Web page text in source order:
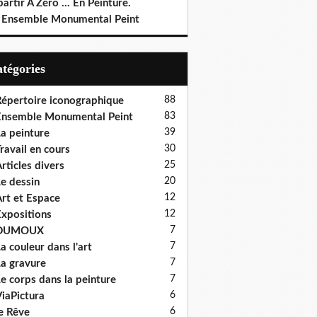
À Zéro ... En Peinture.
Ensemble Monumental Peint
iconographique 88
Monumental Peint 83
peinture 39
en cours 30
divers 25
dessin 20
et Espace 12
12
7
couleur dans l'art 7
gravure 7
corps dans la peinture 7
6
Rêve 6